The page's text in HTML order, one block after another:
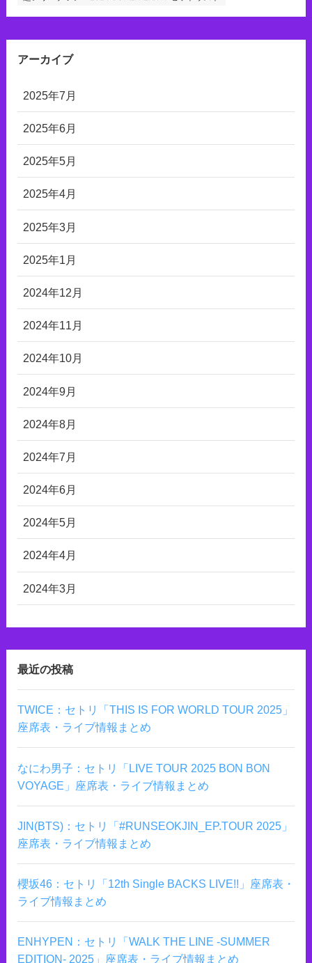
アーカイブ
2025年7月
2025年6月
2025年5月
2025年4月
2025年3月
2025年1月
2024年12月
2024年11月
2024年10月
2024年9月
2024年8月
2024年7月
2024年6月
2024年5月
2024年4月
2024年3月
最近の投稿
TWICE：セトリ「THIS IS FOR WORLD TOUR 2025」
座席表・ライブ情報まとめ
なにわ男子：セトリ「LIVE TOUR 2025 BON BON
VOYAGE」座席表・ライブ情報まとめ
JIN(BTS)：セトリ「#RUNSEOKJIN_EP.TOUR 2025」
座席表・ライブ情報まとめ
櫻坂46：セトリ「12th Single BACKS LIVE!!」座席表・
ライブ情報まとめ
ENHYPEN：セトリ「WALK THE LINE -SUMMER
EDITION- 2025」座席表・ライブ情報まとめ